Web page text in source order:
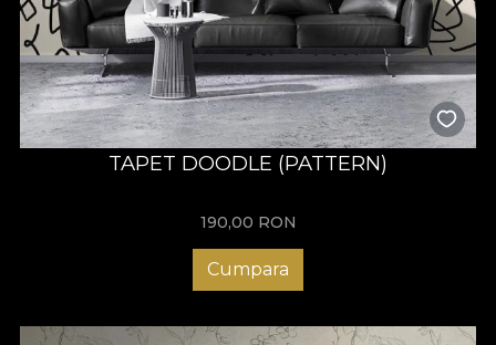
TAPET DOODLE (PATTERN)
190,00 RON
Cumpara